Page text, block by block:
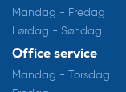
Mandag - Fredag
Lørdag - Søndag
Office service
Mandag - Torsdag